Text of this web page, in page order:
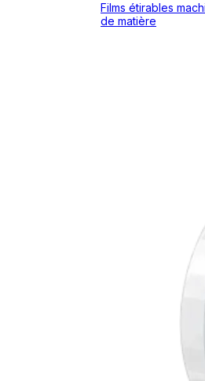
Films étirables
de matière